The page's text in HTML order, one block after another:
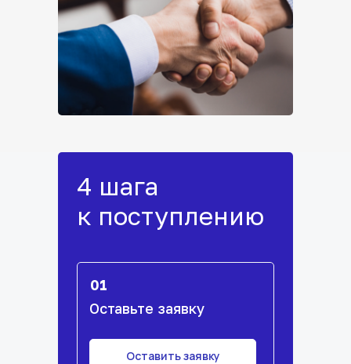
4 шага
к поступлению
01
Оставьте заявку
Оставить заявку